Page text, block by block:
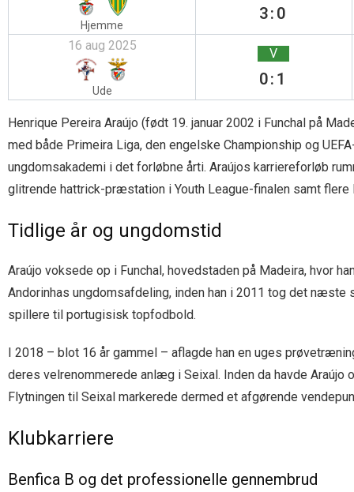
Hjemme
3:0
16 aug 2025
Ude
V
0:1
Henrique Pereira Araújo (født 19. januar 2002 i Funchal på
med både Primeira Liga, den engelske Championship og
ungdomsakademi i det forløbne årti. Araújos karriereforløb
glitrende hattrick-præstation i Youth League-finalen samt
Tidlige år og ungdomstid
Araújo voksede op i Funchal, hovedstaden på Madeira, hvor
Andorinhas ungdomsafdeling, inden han i 2011 tog det næste
spillere til portugisisk topfodbold.
I 2018 – blot 16 år gammel – aflagde han en uges
deres velrenommerede anlæg i Seixal. Inden da havde
Flytningen til Seixal markerede dermed et afgørende
Klubkarriere
Benfica B og det professionelle gennembrud